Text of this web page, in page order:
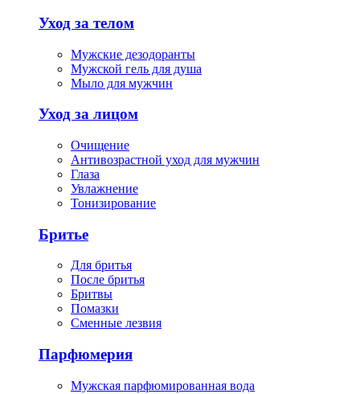
Уход за телом
Мужские дезодоранты
Мужской гель для душа
Мыло для мужчин
Уход за лицом
Очищение
Антивозрастной уход для мужчин
Глаза
Увлажнение
Тонизирование
Бритье
Для бритья
После бритья
Бритвы
Помазки
Сменные лезвия
Парфюмерия
Мужская парфюмированная вода